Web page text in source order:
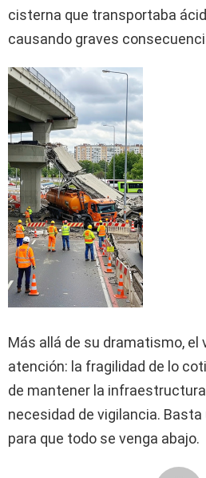
cisterna que transportaba
causando graves
Más allá de su dramatismo, el
atención: la fragilidad de lo
de mantener la
necesidad de vigilancia.
para que todo se venga abajo.